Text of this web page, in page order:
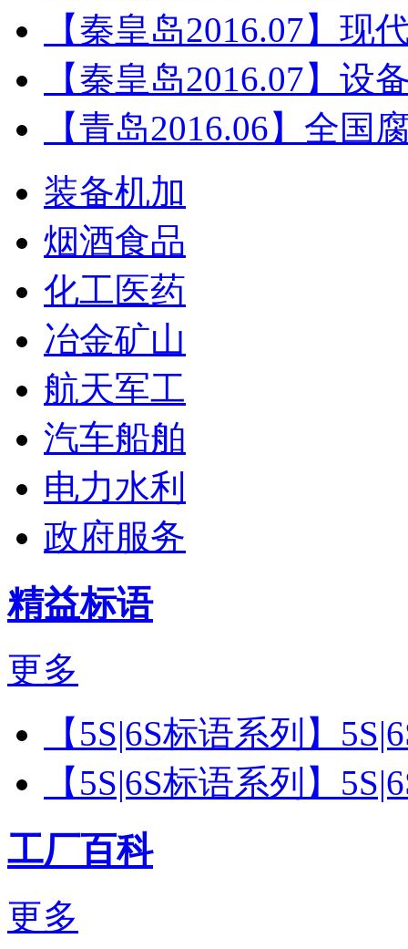
【秦皇岛2016.07】现
【秦皇岛2016.07】设
【青岛2016.06】全国
装备机加
烟酒食品
化工医药
冶金矿山
航天军工
汽车船舶
电力水利
政府服务
精益标语
更多
【5S|6S标语系列】
【5S|6S标语系列】
工厂百科
更多